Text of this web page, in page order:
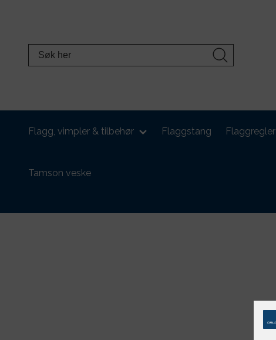
Flagg, vimpler & tilbehør Flaggstang Flaggregler
Tamson veske